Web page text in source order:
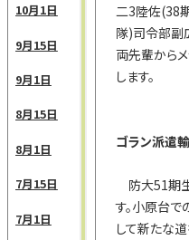
10月1日
9月15日
9月1日
8月15日
8月1日
7月15日
7月1日
二3陸佐(38
隊)司令部副
両先輩から
します。
ゴラン派遣
防大51期
す。小原台で
して新たな